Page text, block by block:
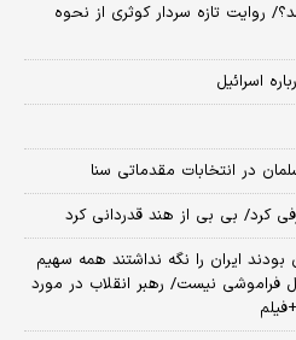
روایت تازه سردار کوثری از نحوه
اسرائیل
در انتخابات مقدماتی سنا
کرد/ بی بی از هند قدردانی کرد
بودند ایران را نگه نداشتند همه سهیم
فراموشی نیست/ رهبر انقلاب در مورد